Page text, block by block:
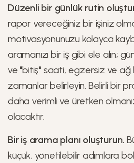
Düzenli bir günlük rutin
rapor vereceğiniz bir işiniz
motivasyonunuzu kolayca
aramanızı bir iş gibi ele alın;
ve "bitiş" saati, egzersiz ve ağ
zamanlar belirleyin. Belirli bir
daha verimli ve üretken
olacaktır.
Bir iş arama planı oluşturun.
küçük, yönetilebilir adımlara